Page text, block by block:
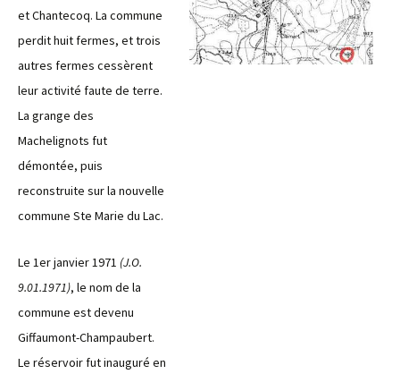
et Chantecoq. La commune
perdit huit fermes, et trois
autres fermes cessèrent
leur activité faute de terre.
La grange des
Machelignots fut
démontée, puis
reconstruite sur la nouvelle
commune Ste Marie du Lac.
Le 1er janvier 1971 (J.O.
9.01.1971), le nom de la
commune est devenu
Giffaumont-Champaubert.
Le réservoir fut inauguré en